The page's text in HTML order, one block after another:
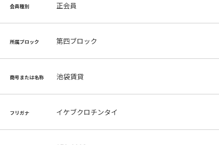
会員種別 正会員
所属ブロック 第四ブロック
商号または名称 池袋賃貸
フリガナ イケブクロチンタイ